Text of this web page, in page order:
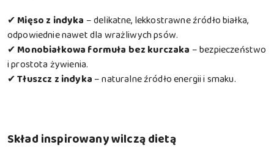
✔ Mięso z indyka – delikatne, lekkostrawne źródło białka,
odpowiednie nawet dla wrażliwych psów.
✔ Monobiałkowa formuła bez kurczaka – bezpieczeństwo
i prostota żywienia.
✔Tłuszcz z indyka – naturalne źródło energii i smaku.
Skład inspirowany wilczą dietą